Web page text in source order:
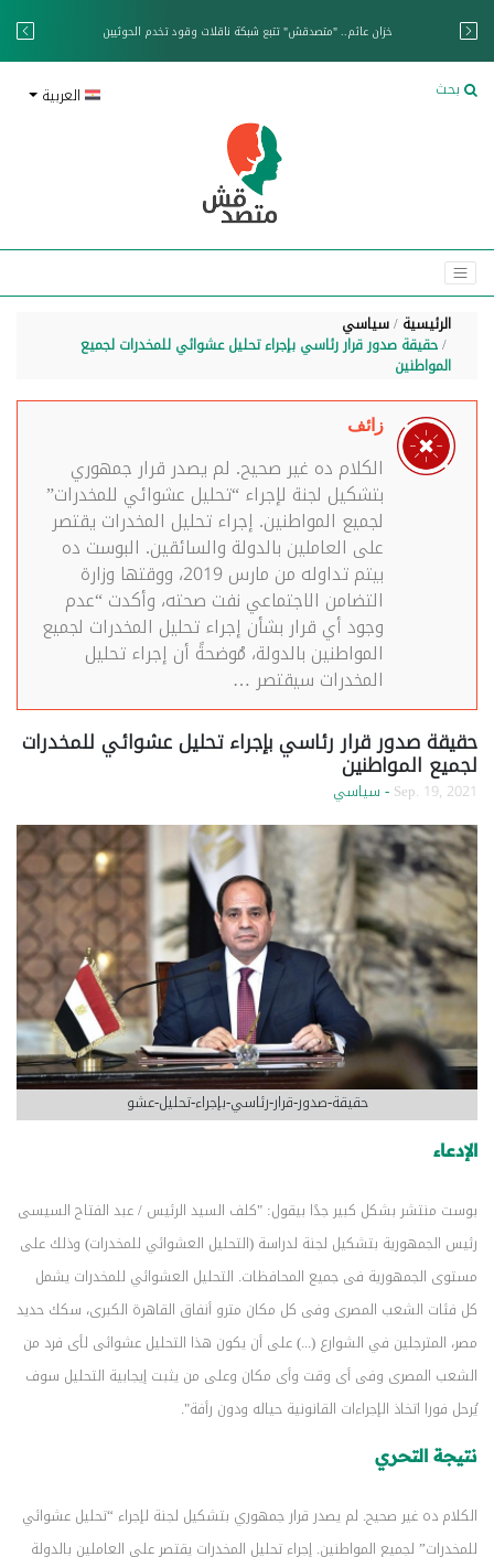
خزان عائم.. "متصدقش" تتبع شبكة ناقلات وقود تخدم الحوثيين
بحث العربية
الرئيسية سياسي
حقيقة صدور قرار رئاسي بإجراء تحليل عشوائي للمخدرات لجميع
المواطنين
زائف
الكلام ده غير صحيح. لم يصدر قرار جمهوري
بتشكيل لجنة لإجراء “تحليل عشوائي للمخدرات”
لجميع المواطنين. إجراء تحليل المخدرات يقتصر
على العاملين بالدولة والسائقين. البوست ده
بيتم تداوله من مارس 2019، ووقتها وزارة
التضامن الاجتماعي نفت صحته، وأكدت “عدم
وجود أي قرار بشأن إجراء تحليل المخدرات لجميع
المواطنين بالدولة، مُوضحةً أن إجراء تحليل
المخدرات سيقتصر …
حقيقة صدور قرار رئاسي بإجراء تحليل عشوائي للمخدرات
لجميع المواطنين
Sep. 19, 2021 - سياسي
حقيقة-صدور-قرار-رئاسي-بإجراء-تحليل-عشو
الإدعاء
بوست منتشر بشكل كبير جدًا بيقول: "كلف السيد الرئيس / عبد الفتاح السيسى
رئيس الجمهورية بتشكيل لجنة لدراسة (التحليل العشوائي للمخدرات) وذلك على
مستوى الجمهورية فى جميع المحافظات. التحليل العشوائي للمخدرات يشمل
كل فئات الشعب المصرى وفى كل مكان مترو أنفاق القاهرة الكبرى، سكك حديد
مصر، المترجلين في الشوارع (...) على أن يكون هذا التحليل عشوائى لأى فرد من
الشعب المصرى وفى أى وقت وأى مكان وعلى من يثبت إيجابية التحليل سوف
يُرحل فورا اتخاذ الإجراءات القانونية حياله ودون رأفة".
نتيجة التحري
الكلام ده غير صحيح. لم يصدر قرار جمهوري بتشكيل لجنة لإجراء “تحليل عشوائي
للمخدرات” لجميع المواطنين. إجراء تحليل المخدرات يقتصر على العاملين بالدولة